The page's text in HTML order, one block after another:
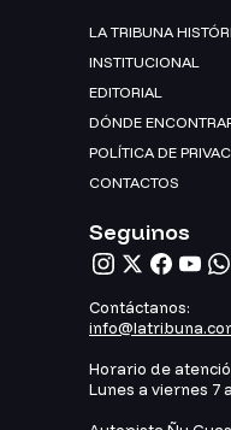
LA TRIBUNA
INSTITUCIONAL
EDITORIAL
DÓNDE
POLÍTICA DE
CONTACTOS
Seguinos
Contáctanos:
Horario de
Lunes a viernes 7